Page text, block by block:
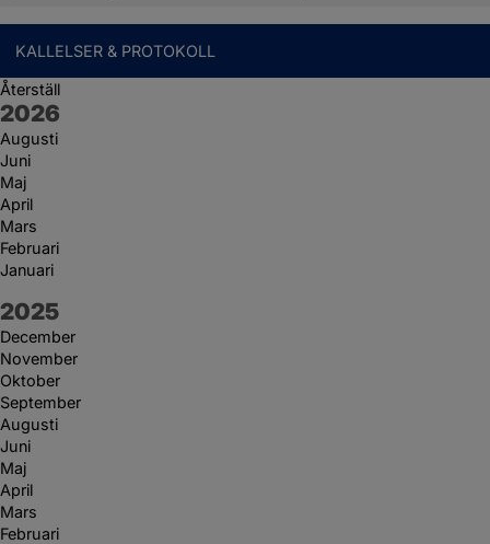
KALLELSER & PROTOKOLL
Återställ
År:
2026
Augusti
Juni
Maj
April
Mars
Februari
Januari
År:
2025
December
November
Oktober
September
Augusti
Juni
Maj
April
Mars
Februari